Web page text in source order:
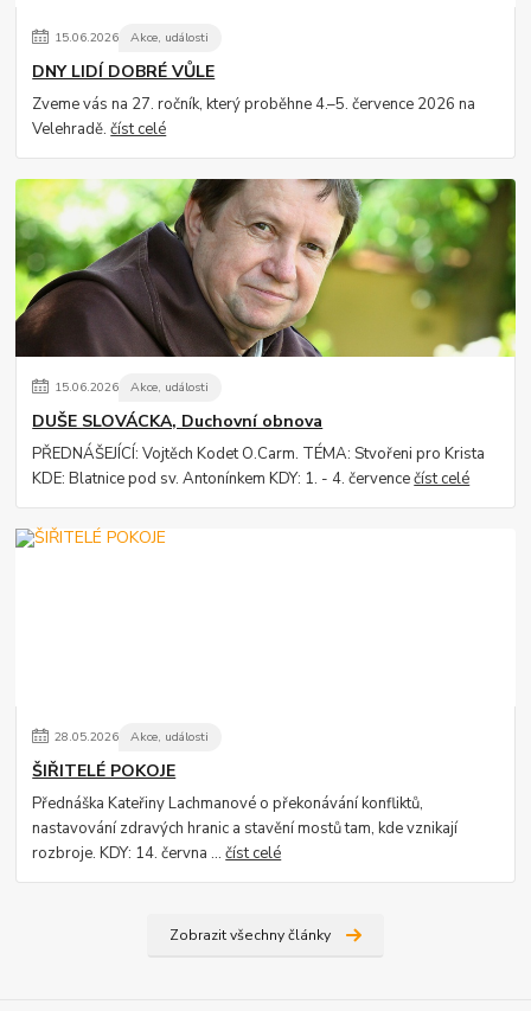
15.06.2026 Akce, události
DNY LIDÍ DOBRÉ VŮLE
Zveme vás na 27. ročník, který proběhne 4.–5. července 2026 na
Velehradě.číst celé
15.06.2026 Akce, události
DUŠE SLOVÁCKA, Duchovní obnova
PŘEDNÁŠEJÍCÍ: Vojtěch Kodet O.Carm. TÉMA: Stvořeni pro Krista
KDE: Blatnice pod sv. Antonínkem KDY: 1. - 4. červencečíst celé
28.05.2026 Akce, události
ŠIŘITELÉ POKOJE
Přednáška Kateřiny Lachmanové o překonávání konfliktů,
nastavování zdravých hranic a stavění mostů tam, kde vznikají
rozbroje. KDY: 14. června ...číst celé
Zobrazit všechny články